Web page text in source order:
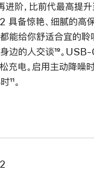
进阶，比前代最高提
备惊艳、细腻的高
能给你舒适合宜的聆
边的人交谈脚
注
¹⁹。
松充电。启用主动降噪
脚
¹¹。